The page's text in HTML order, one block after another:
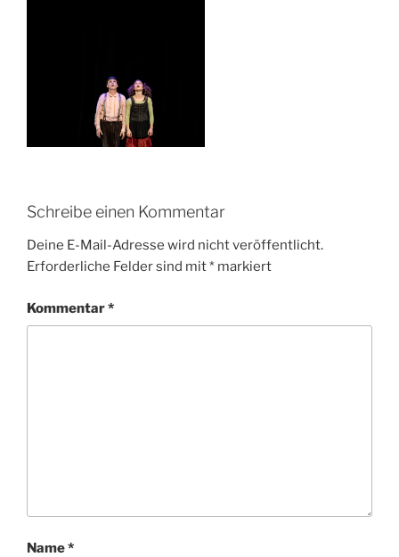
Schreibe einen Kommentar
Deine E-Mail-Adresse wird nicht veröffentlicht.
Erforderliche Felder sind mit* markiert
Kommentar*
Name*